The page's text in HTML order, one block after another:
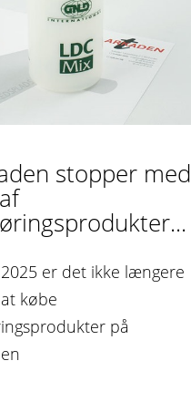
stopper med
er det ikke længere
købe
på